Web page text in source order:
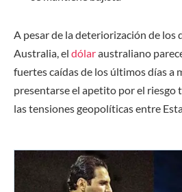
A pesar de la deteriorización de los
Australia, el dólaraustraliano
fuertes caídas de los últimos días a
presentarse el apetito por el riesgo
las tensiones geopolíticas entre